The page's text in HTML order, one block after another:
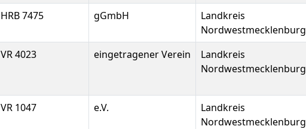
HRB 7475 gGmbH
Landkreis
Nordwestmecklenburg
VR 4023 eingetragener Verein
Landkreis
Nordwestmecklenburg
VR 1047 e.V.
Landkreis
Nordwestmecklenburg